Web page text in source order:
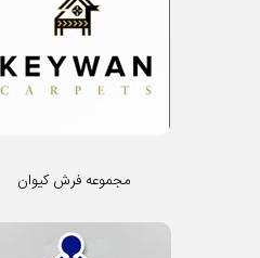
مجموعه فرش کیوان